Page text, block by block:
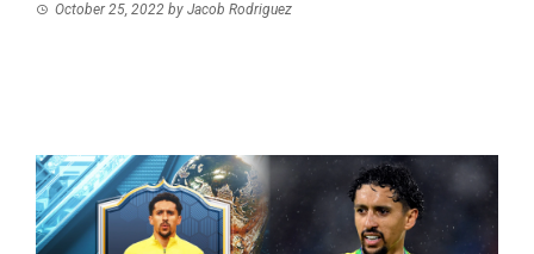
October 25, 2022 by Jacob Rodriguez